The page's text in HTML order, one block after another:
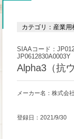
カテゴリ：産業
SIAAコード：
JP0612830A0003Y
Alpha3（抗
メーカー名：株式会
登録日：2021/9/30